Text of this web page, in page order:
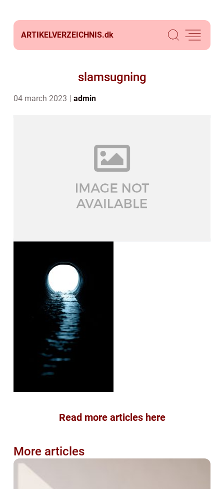
ARTIKELVERZEICHNIS.dk
slamsugning
04 march 2023 admin
Read more articles here
More articles